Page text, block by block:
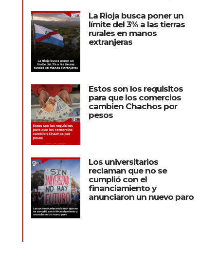
La Rioja busca poner un
límite del 3% a las tierras
rurales en manos
extranjeras
Estos son los requisitos
para que los comercios
cambien Chachos por
pesos
Los universitarios
reclaman que no se
cumplió con el
financiamiento y
anunciaron un nuevo paro